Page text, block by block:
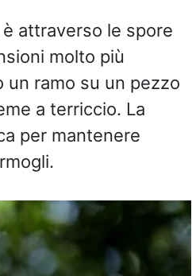
attraverso le spore
molto più
ramo su un pezzo
a terriccio. La
per mantenere